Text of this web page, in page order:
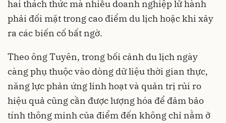
hai thách thức mà nhiều doanh nghiệp lữ hành
phải đối mặt trong cao điểm du lịch hoặc khi xảy
ra các biến cố bất ngờ.
Theo ông Tuyên, trong bối cảnh du lịch ngày
càng phụ thuộc vào dòng dữ liệu thời gian thực,
năng lực phản ứng linh hoạt và quản trị rủi ro
hiệu quả cũng cần được lượng hóa để đảm bảo
tính thông minh của điểm đến không chỉ nằm ở